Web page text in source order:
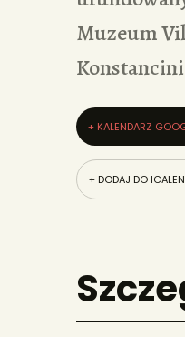
Muzeum
+ KALENDARZ
+ DODAJ DO